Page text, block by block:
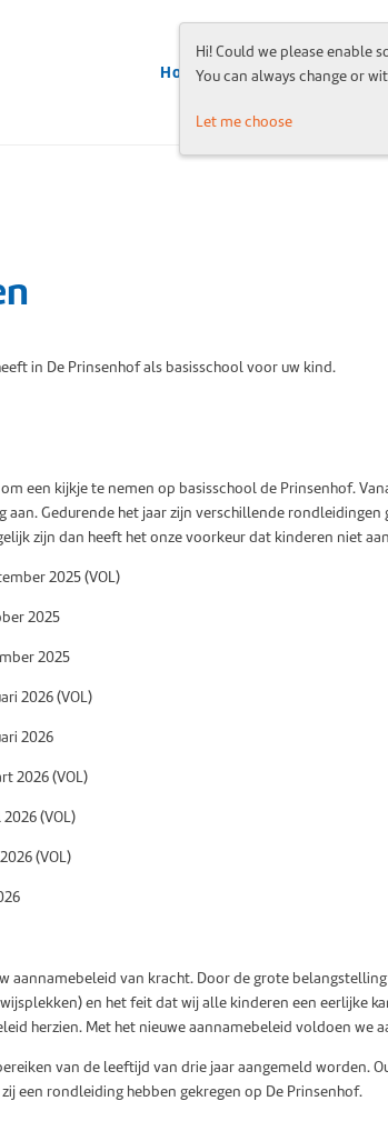
Home Informatie Brede
in De Prinsenhof als basisschool voor uw kind.
een kijkje te nemen op basisschool de Prinsenhof.
aan. Gedurende het jaar zijn verschillende
zijn dan heeft het onze voorkeur dat kinderen niet
2025 (VOL)
2025
2025
2026 (VOL)
2026
2026 (VOL)
(VOL)
(VOL)
aannamebeleid van kracht. Door de grote
en het feit dat wij alle kinderen een eerlijke
herzien. Met het nieuwe aannamebeleid voldoen we
van de leeftijd van drie jaar aangemeld worden.
een rondleiding hebben gekregen op De Prinsenhof.
Hi! Could we please enable
You can always change or
Let me choose